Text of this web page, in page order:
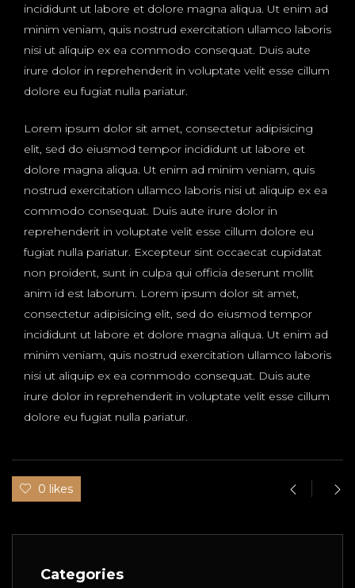
incididunt ut labore et dolore magna aliqua. Ut enim ad
minim veniam, quis nostrud exercitation ullamco laboris
nisi ut aliquip ex ea commodo consequat. Duis aute
irure dolor in reprehenderit in voluptate velit esse cillum
dolore eu fugiat nulla pariatur.
Lorem ipsum dolor sit amet, consectetur adipisicing
elit, sed do eiusmod tempor incididunt ut labore et
dolore magna aliqua. Ut enim ad minim veniam, quis
nostrud exercitation ullamco laboris nisi ut aliquip ex ea
commodo consequat. Duis aute irure dolor in
reprehenderit in voluptate velit esse cillum dolore eu
fugiat nulla pariatur. Excepteur sint occaecat cupidatat
non proident, sunt in culpa qui officia deserunt mollit
anim id est laborum. Lorem ipsum dolor sit amet,
consectetur adipisicing elit, sed do eiusmod tempor
incididunt ut labore et dolore magna aliqua. Ut enim ad
minim veniam, quis nostrud exercitation ullamco laboris
nisi ut aliquip ex ea commodo consequat. Duis aute
irure dolor in reprehenderit in voluptate velit esse cillum
dolore eu fugiat nulla pariatur.
0 likes
Categories